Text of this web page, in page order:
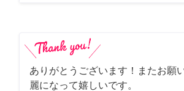
ありがとうございます！またお願
麗になって嬉しいです。